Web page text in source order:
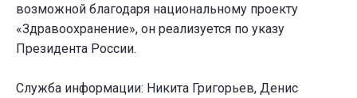
возможной благодаря национальному проекту
«Здравоохранение», он реализуется по указу
Президента России.
Служба информации: Никита Григорьев, Денис